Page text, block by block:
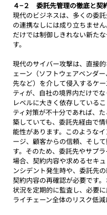
４−２　委託先管理の徹底と契
現代のビジネスは、多くの委
の連携なしには成り立ちませ
だけでは制御しきれない新た
す。
現代のサイバー攻撃は、直接
ェーン（ソフトウェアベンダ
先など）を介して侵入するケ
ティが、自社の境界内だけで
レベルに大きく依存している
ティ対策が不十分であれば、
築していても、委託先経由で
能性があります。このような
ージ、顧客からの信頼、そし
す。そのため、委託先やサプ
場合、契約内容や求めるセキ
ンシデント発生時や、委託先
契約内容の再確認が必要です
状況を定期的に監査し、必要
ライチェーン全体のリスク低減